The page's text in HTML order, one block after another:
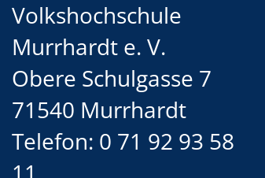
Volkshochschule
Murrhardt e. V.
Obere Schulgasse 7
71540 Murrhardt
Telefon: 0 71 92 93 58